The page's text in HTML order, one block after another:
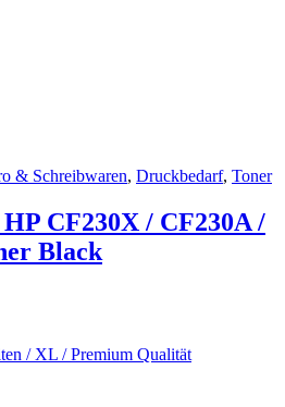
& Schreibwaren, Druckbedarf, Toner
CF230X / CF230A /
Black
/ XL / Premium Qualität